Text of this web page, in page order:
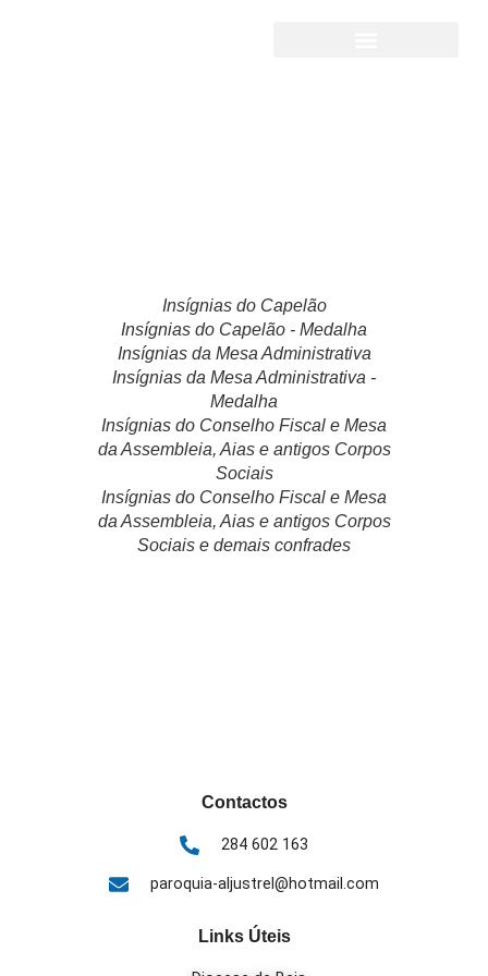
Insígnias do Capelão
Insígnias do Capelão - Medalha
Insígnias da Mesa Administrativa
Insígnias da Mesa Administrativa -
Medalha
Insígnias do Conselho Fiscal e Mesa
da Assembleia, Aias e antigos Corpos
Sociais
Insígnias do Conselho Fiscal e Mesa
da Assembleia, Aias e antigos Corpos
Sociais e demais confrades
Contactos
284 602 163
paroquia-aljustrel@hotmail.com
Links Úteis